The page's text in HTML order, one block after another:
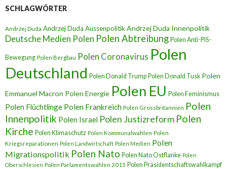
SCHLAGWÖRTER
Andrzej Duda Andrzej Duda AussenpolitikAndrzej Duda Innenpolitik
Deutsche Medien Polen Polen Abtreibung Polen Anti-PiS-
Bewegung Polen Bergbau Polen Coronavirus Polen
Deutschland Polen Donald Trump Polen Donald Tusk Polen
Emmanuel Macron Polen Energie Polen EU Polen Feminismus
Polen Flüchtlinge Polen Frankreich Polen Grossbritannien Polen
Innenpolitik Polen Israel Polen Justizreform Polen
Kirche Polen Klimaschutz Polen Kommunalwahlen Polen
Kriegsreparationen Polen Landwirtschaft Polen Medien Polen
Migrationspolitik Polen Nato Polen Nato Ostflanke Polen
Oberschlesien Polen Parlamentswahlen 2015 Polen Präsidentschaftswahlkampf